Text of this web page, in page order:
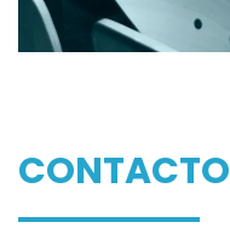
CONTACTO